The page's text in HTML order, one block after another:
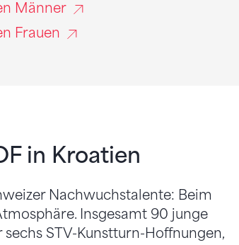
Männer
Frauen
in Kroatien
Nachwuchstalente: Beim
Insgesamt 90 junge
STV-Kunstturn-Hoffnungen,